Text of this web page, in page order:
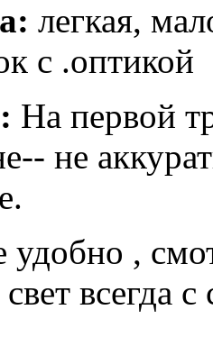
легкая,
с .оптикой
На первой
не
,
всегда